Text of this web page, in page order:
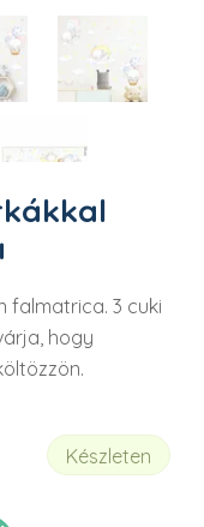
falmatrica. 3 cuki
hogy
Készleten